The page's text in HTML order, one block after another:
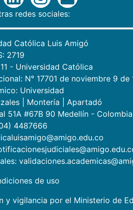
redes sociales:
Católica Luis Amigó
2719
- Universidad Católica
N° 17701 de noviembre 9 de
Universidad
Montería
Apartadó
51A #67B 90 Medellín -
4487666
de uso
vigilancia por el Ministerio de